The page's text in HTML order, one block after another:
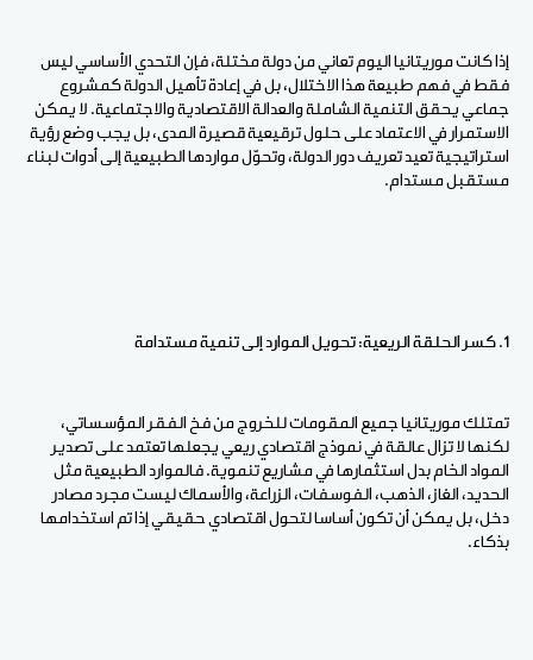
إذا كانت موريتانيا اليوم تعاني من دولة مختلة، فإن التحدي الأساسي ليس
فقط في فهم طبيعة هذا الاختلال، بل في إعادة تأهيل الدولة كمشروع
جماعي يحقق التنمية الشاملة والعدالة الاقتصادية والاجتماعية. لا يمكن
الاستمرار في الاعتماد على حلول ترقيعية قصيرة المدى، بل يجب وضع رؤية
استراتيجية تعيد تعريف دور الدولة، وتحوّل مواردها الطبيعية إلى أدوات لبناء
مستقبل مستدام.
1. كسر الحلقة الريعية: تحويل الموارد إلى تنمية مستدامة
تمتلك موريتانيا جميع المقومات للخروج من فخ الفقر المؤسساتي،
لكنها لا تزال عالقة في نموذج اقتصادي ريعي يجعلها تعتمد على تصدير
المواد الخام بدل استثمارها في مشاريع تنموية. فالموارد الطبيعية مثل
الحديد، الغاز، الذهب، الفوسفات، الزراعة، والأسماك ليست مجرد مصادر
دخل، بل يمكن أن تكون أساسا لتحول اقتصادي حقيقي إذا تم استخدامها
بذكاء.